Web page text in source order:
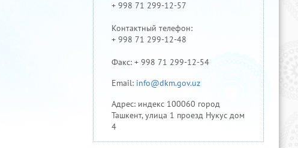
+ 998 71 299-12-57
Контактный телефон:
+ 998 71 299-12-48
Факс: + 998 71 299-12-54
Email: info@dkm.gov.uz
Адрес: индекс 100060 город
Ташкент, улица 1 проезд Нукус дом
4